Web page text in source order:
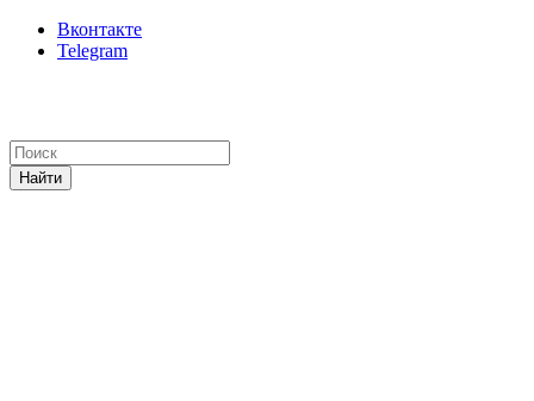
Вконтакте
Telegram
Найти